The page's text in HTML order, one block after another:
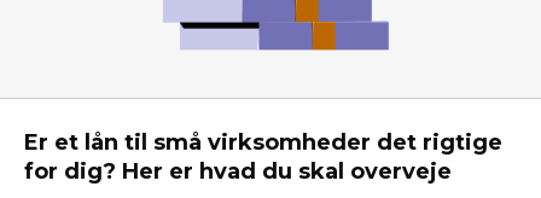
Er et lån til små virksomheder det rigtige
for dig? Her er hvad du skal overveje